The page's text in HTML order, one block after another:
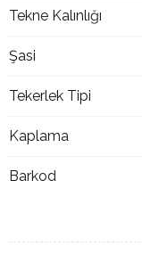
Tekne Kalınlığı
Şasi
Tekerlek Tipi
Kaplama
Barkod